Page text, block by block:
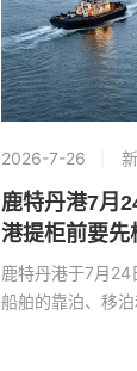
2026-7-26
鹿特丹港7月
港提柜前要先
鹿特丹港于7月24
船舶的靠泊、移